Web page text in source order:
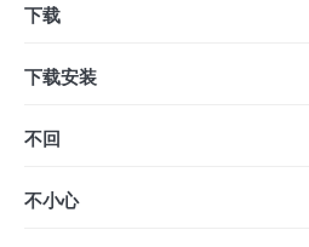
下载
下载安装
不回
不小心